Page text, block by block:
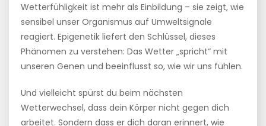
Wetterfühligkeit ist mehr als Einbildung – sie zeigt, wie
sensibel unser Organismus auf Umweltsignale
reagiert. Epigenetik liefert den Schlüssel, dieses
Phänomen zu verstehen: Das Wetter „spricht“ mit
unseren Genen und beeinflusst so, wie wir uns fühlen.
Und vielleicht spürst du beim nächsten
Wetterwechsel, dass dein Körper nicht gegen dich
arbeitet. Sondern dass er dich daran erinnert, wie